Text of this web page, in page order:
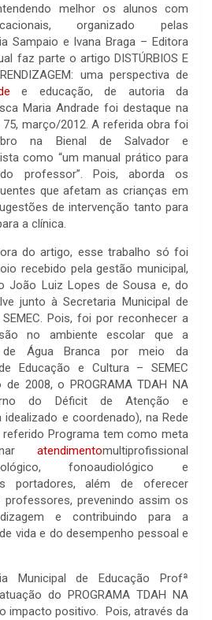
melhor os alunos com
organizado pelas
Sampaio e Ivana Braga – Editora
faz parte o artigo DISTÚRBIOS E
uma perspectiva de
e educação, de autoria da
Maria Andrade foi destaque na
75, março/2012. A referida obra foi
na Bienal de Salvador e
como “um manual prático para
professor”. Pois, aborda os
que afetam as crianças em
de intervenção tanto para
a clínica.
do artigo, esse trabalho só foi
recebido pela gestão municipal,
João Luiz Lopes de Sousa e, do
junto à Secretaria Municipal de
Pois, foi por reconhecer a
no ambiente escolar que a
de Água Branca por meio da
Educação e Cultura – SEMEC
2008, o PROGRAMA TDAH NA
do Déficit de Atenção e
idealizado e coordenado), na Rede
referido Programa tem como meta
atendimentomultiprofissional
fonoaudiológico e
portadores, além de oferecer
prevenindo assim os
e contribuindo para a
vida e do desempenho pessoal e
Municipal de Educação Profª
do PROGRAMA TDAH NA
impacto positivo. Pois, através da